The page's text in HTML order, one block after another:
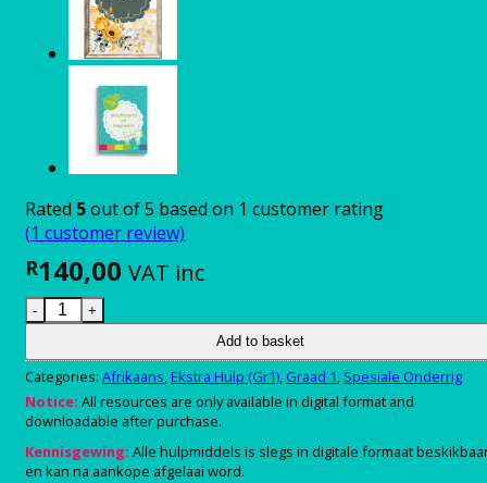
Rated 5out of 5 based on 1 customer rating
(1 customer review)
R140,00 VAT inc
Ek leer van klankies en woordbou quantity
Add to basket
Categories: Afrikaans,Ekstra Hulp (Gr1), Graad 1, Spesiale Onderrig
Notice: All resources are only available in digital format and
downloadable after purchase.
Kennisgewing: Alle hulpmiddels is slegs in digitale formaat
en kan na aankope afgelaai word.